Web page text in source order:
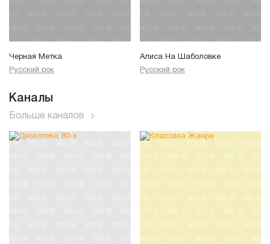
Черная Метка
Русский рок
Алиса На Шаболовке
Русский рок
Каналы
Больше каналов